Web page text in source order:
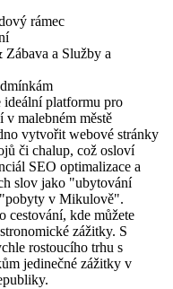
rámec
a Služby a
platformu pro
malebném městě
vytvořit webové stránky
či chalup, což osloví
SEO optimalizace a
slov jako "ubytování
v Mikulově".
cestování, kde můžete
zážitky. S
rostoucího trhu s
jedinečné zážitky v